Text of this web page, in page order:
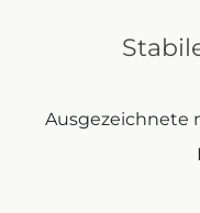
Ausgezeichnete